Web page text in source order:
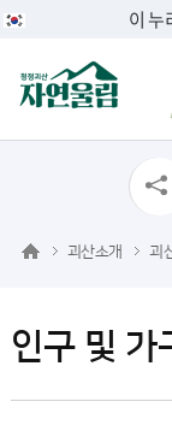
이 누
인구 및 가
괴산소개 괴